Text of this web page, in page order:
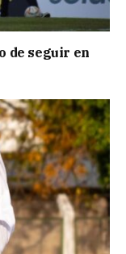
de seguir en